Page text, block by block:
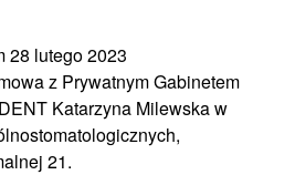
28 lutego 2023
z Prywatnym Gabinetem
Katarzyna Milewska w
21.